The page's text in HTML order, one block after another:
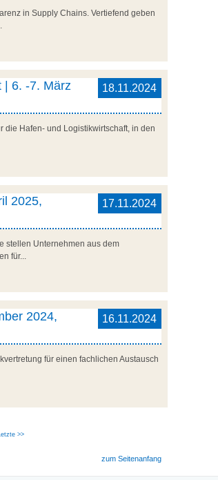
in Supply Chains. Vertiefend geben
18.11.2024
| 6. -7. März
die Hafen- und Logistikwirtschaft, in den
17.11.2024
2025,
stellen Unternehmen aus dem
für...
16.11.2024
2024,
für einen fachlichen Austausch
Letzte >>
zum Seitenanfang